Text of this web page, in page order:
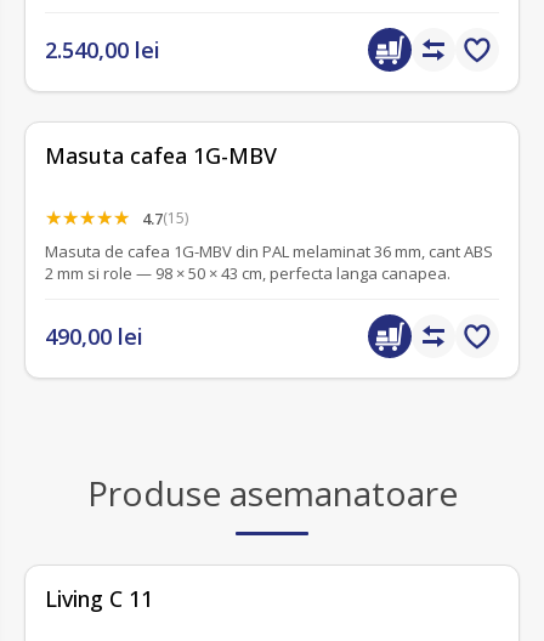
2.540,00 lei
Masuta cafea 1G-MBV
4.7(15)
Masuta de cafea 1G-MBV din PAL melaminat 36 mm, cant ABS
2 mm si role — 98 × 50 × 43 cm, perfecta langa canapea.
490,00 lei
Produse asemanatoare
Living C 11